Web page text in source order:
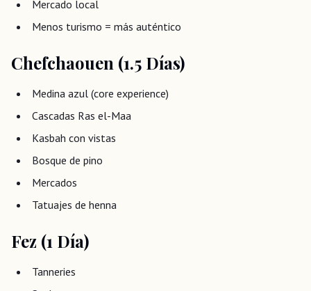
Mercado local
Menos turismo = más auténtico
Chefchaouen (1.5 Días)
Medina azul (core experience)
Cascadas Ras el-Maa
Kasbah con vistas
Bosque de pino
Mercados
Tatuajes de henna
Fez (1 Día)
Tanneries